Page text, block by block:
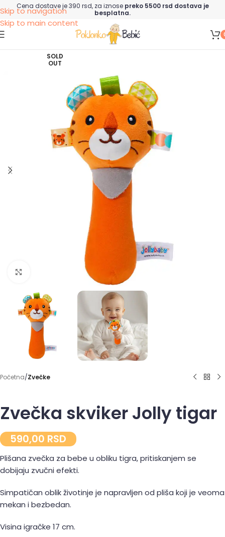
Skip to navigation
Skip to main content
Cena dostave je 390 rsd, za iznose preko 5500 rsd dostava je
besplatna.
SOLD
OUT
Click to enlarge
Početna Zvečke
Zvečka skviker Jolly tigar
590,00 RSD
Plišana zvečka za bebe u obliku tigra, pritiskanjem se
dobijaju zvučni efekti.
Simpatičan oblik životinje je napravljen od pliša koji je veoma
mekan i bezbedan.
Visina igračke 17 cm.